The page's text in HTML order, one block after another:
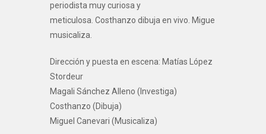
periodista muy curiosa y
meticulosa. Costhanzo dibuja en vivo. Migue
musicaliza.
Dirección y puesta en escena: Matías López
Stordeur
Magali Sánchez Alleno (Investiga)
Costhanzo (Dibuja)
Miguel Canevari (Musicaliza)